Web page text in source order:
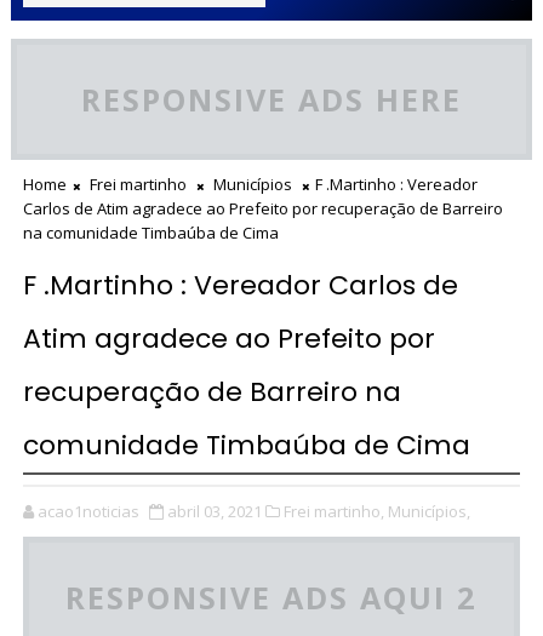
RESPONSIVE ADS HERE
Home Frei martinho Municípios
F .Martinho : Vereador
Carlos de Atim agradece ao Prefeito por recuperação de Barreiro
na comunidade Timbaúba de Cima
F .Martinho : Vereador Carlos de
Atim agradece ao Prefeito por
recuperação de Barreiro na
comunidade Timbaúba de Cima
acao1noticias abril 03, 2021 Frei martinho, Municípios,
RESPONSIVE ADS AQUI 2